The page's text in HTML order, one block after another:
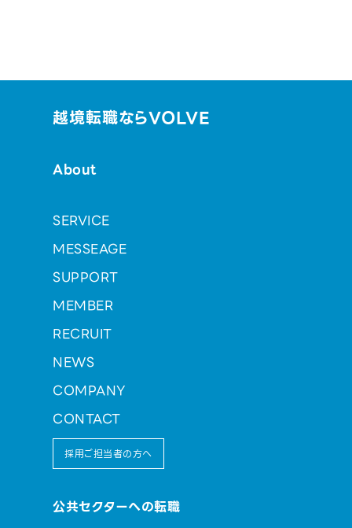
越境転職ならVOLVE
About
SERVICE
MESSEAGE
SUPPORT
MEMBER
RECRUIT
NEWS
COMPANY
CONTACT
採用ご担当者の方へ
公共セクターへの転職